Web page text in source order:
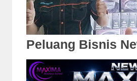
Peluang Bisnis